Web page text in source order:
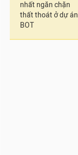
nhất ngăn chặn
thất thoát ở dự án
BOT